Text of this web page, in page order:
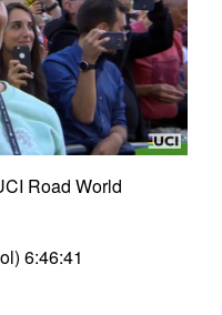
Road World
6:46:41